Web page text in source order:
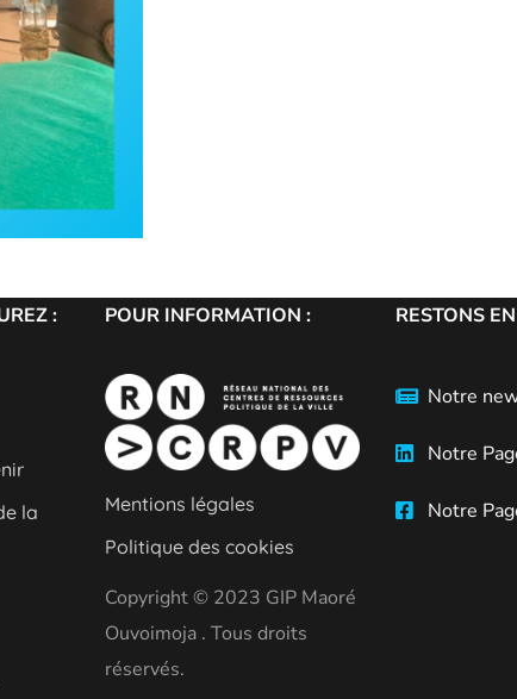
:
la
POUR INFORMATION :
Mentions légales
Politique des cookies
Copyright © 2023 GIP Maoré
Ouvoimoja . Tous droits
réservés.
RESTONS
Notre
Notre
Notre